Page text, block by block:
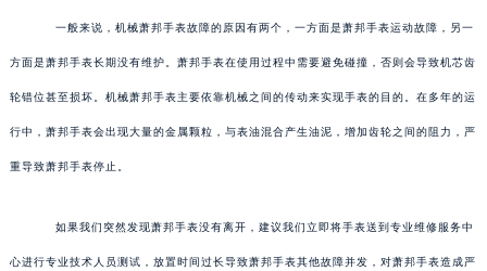
一般来说，机械萧邦手表故障的原因有两个，一方面是萧邦手表运动故障，另一
方面是萧邦手表长期没有维护。萧邦手表在使用过程中需要避免碰撞，否则会导致机芯齿
轮错位甚至损坏。机械萧邦手表主要依靠机械之间的传动来实现手表的目的。在多年的运
行中，萧邦手表会出现大量的金属颗粒，与表油混合产生油泥，增加齿轮之间的阻力，严
重导致萧邦手表停止。
如果我们突然发现萧邦手表没有离开，建议我们立即将手表送到专业维修服务中
心进行专业技术人员测试，放置时间过长导致萧邦手表其他故障并发，对萧邦手表造成严